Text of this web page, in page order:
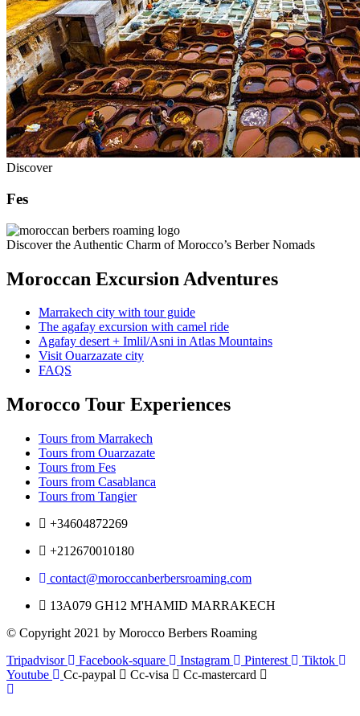
Discover
Fes
Discover the Authentic Charm of Morocco’s Berber Nomads
Moroccan Excursion Adventures
Marrakech city with tour guide
The agafay excursion with camel ride
Agafay desert + Imlil/Asni in Atlas Mountains
Visit Ouarzazate city
FAQS
Morocco Tour Experiences
Tours from Marrakech
Tours from Ouarzazate
Tours from Fes
Tours from Casablanca
Tours from Tangier
+34604872269
+212670010180
contact@moroccanberbersroaming.com
13A079 GH12 M'HAMID MARRAKECH
© Copyright 2021 by Morocco Berbers Roaming
Tripadvisor
Facebook-square Instagram Pinterest
Tiktok
Youtube
Cc-paypal Cc-visa Cc-mastercard